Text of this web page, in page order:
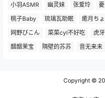
小羽ASMR
幽灵妹 张爱玲
桃子Baby
琉璃瓦助眠 癒月ち
网野ぴこん
菜菜cyl不好吃 虎
醋醋茉宝
隔壁的苏苏 音无来未
Copyright ©